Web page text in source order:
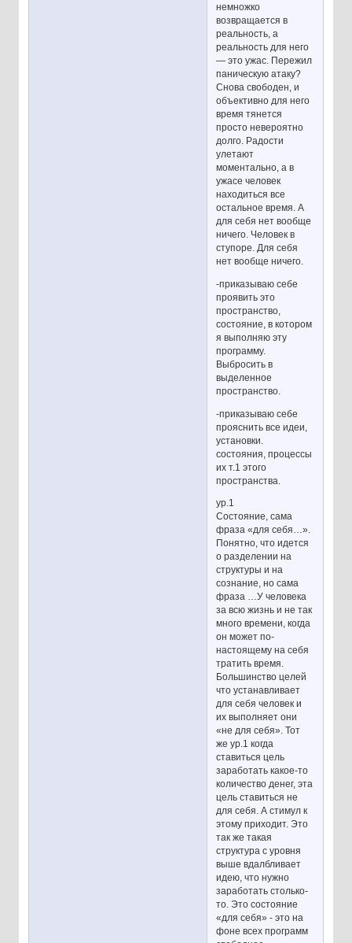
немножко
возвращается в
реальность, а
реальность для него
— это ужас. Пережил
паническую атаку?
Снова свободен, и
объективно для него
время тянется
просто невероятно
долго. Радости
улетают
моментально, а в
ужасе человек
находиться все
остальное время. А
для себя нет вообще
ничего. Человек в
ступоре. Для себя
нет вообще ничего.
-приказываю себе
проявить это
пространство,
состояние, в котором
я выполняю эту
программу.
Выбросить в
выделенное
пространство.
-приказываю себе
прояснить все идеи,
установки.
состояния, процессы
их т.1 этого
пространства.
ур.1
Состояние, сама
фраза «для себя…».
Понятно, что идется
о разделении на
структуры и на
сознание, но сама
фраза …У человека
за всю жизнь и не так
много времени, когда
он может по-
настоящему на себя
тратить время.
Большинство целей
что устанавливает
для себя человек и
их выполняет они
«не для себя». Тот
же ур.1 когда
ставиться цель
заработать какое-то
количество денег, эта
цель ставиться не
для себя. А стимул к
этому приходит. Это
так же такая
структура с уровня
выше вдалбливает
идею, что нужно
заработать столько-
то. Это состояние
«для себя» - это на
фоне всех программ